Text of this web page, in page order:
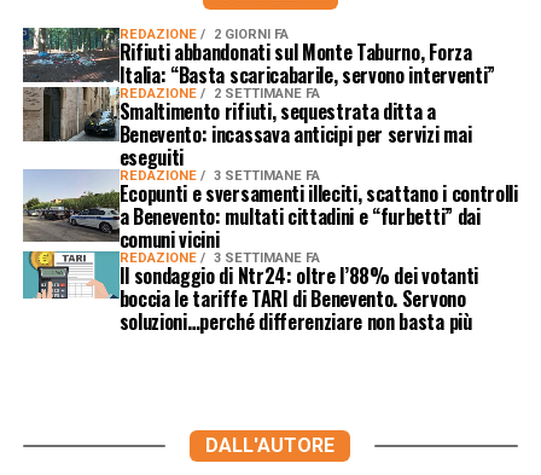
REDAZIONE 2 GIORNI FA
Rifiuti abbandonati sul Monte Taburno, Forza
Italia: “Basta scaricabarile, servono interventi”
REDAZIONE 2 SETTIMANE FA
Smaltimento rifiuti, sequestrata ditta a
Benevento: incassava anticipi per servizi mai
eseguiti
REDAZIONE 3 SETTIMANE FA
Ecopunti e sversamenti illeciti, scattano i controlli
a Benevento: multati cittadini e “furbetti” dai
comuni vicini
REDAZIONE 3 SETTIMANE FA
Il sondaggio di Ntr24: oltre l’88% dei votanti
boccia le tariffe TARI di Benevento. Servono
soluzioni…perché differenziare non basta più
DALL'AUTORE